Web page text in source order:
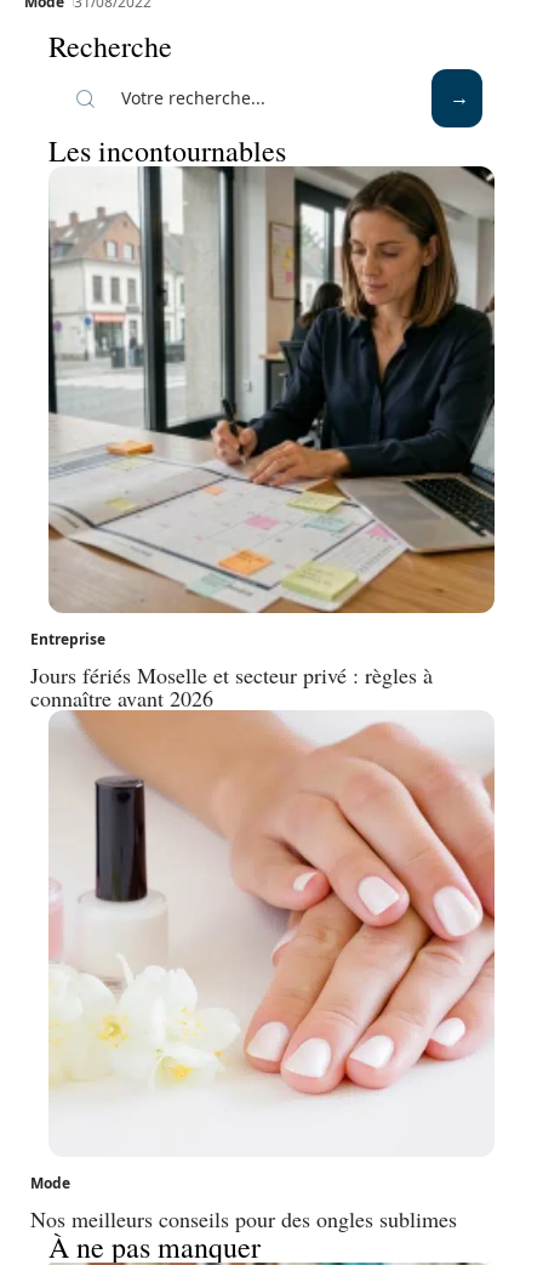
Recherche
Les incontournables
Entreprise
Jours fériés Moselle et secteur privé : règles à
connaître avant 2026
Mode
Nos meilleurs conseils pour des ongles sublimes
À ne pas manquer